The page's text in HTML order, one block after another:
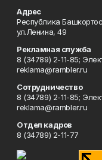
Адрес
Республика
ул.Ленина, 49
Рекламная служба
8 (34789) 2-11-85;
reklama@rambler.ru
Сотрудничество
8 (34789) 2-11-85;
reklama@rambler.ru
Отдел кадров
8 (34789) 2-11-77